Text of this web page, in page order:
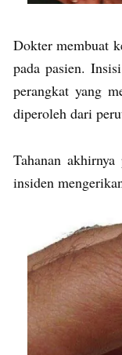
Dokter membuat
pada pasien.
perangkat yang
diperoleh dari
Tahanan
insiden